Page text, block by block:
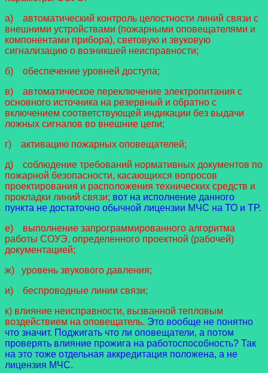
а) автоматический контроль целостности линий связи с
внешними устройствами (пожарными оповещателями и
компонентами прибора), световую и звуковую
сигнализацию о возникшей неисправности;
б) обеспечение уровней доступа;
в) автоматическое переключение электропитания с
основного источника на резервный и обратно с
включением соответствующей индикации без выдачи
ложных сигналов во внешние цепи;
г) активацию пожарных оповещателей;
д) соблюдение требований нормативных документов по
пожарной безопасности, касающихся вопросов
проектирования и расположения технических средств и
прокладки линий связи; вот на исполнение данного
пункта не достаточно обычной лицензии МЧС на ТО и ТР.
е) выполнение запрограммированного алгоритма
работы СОУЭ, определенного проектной (рабочей)
документацией;
ж) уровень звукового давления;
и) беспроводные линии связи;
к) влияние неисправности, вызванной тепловым
воздействием на оповещатель. Это вообще не понятно
что значит. Поджигать что ли оповещатели, а потом
проверять влияние прожига на работоспособность? Так
на это тоже отдельная аккредитация положена, а не
лицензия МЧС.